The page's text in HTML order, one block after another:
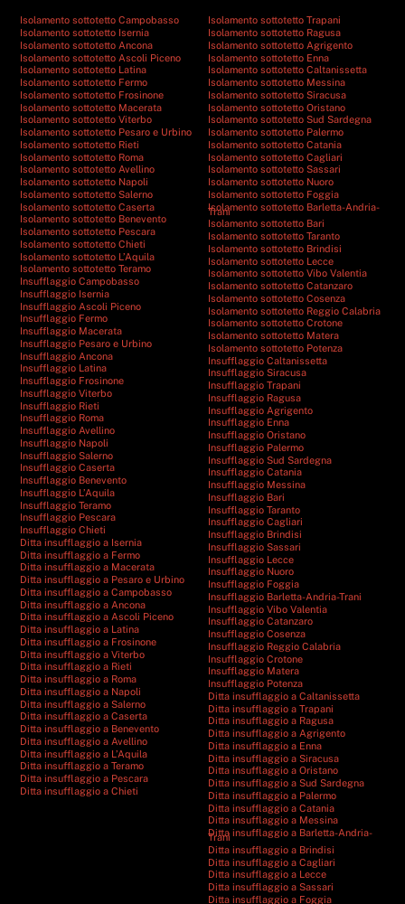
Isolamento sottotetto Campobasso
Isolamento sottotetto Isernia
Isolamento sottotetto Ancona
Isolamento sottotetto Ascoli Piceno
Isolamento sottotetto Latina
Isolamento sottotetto Fermo
Isolamento sottotetto Frosinone
Isolamento sottotetto Macerata
Isolamento sottotetto Viterbo
Isolamento sottotetto Pesaro e Urbino
Isolamento sottotetto Rieti
Isolamento sottotetto Roma
Isolamento sottotetto Avellino
Isolamento sottotetto Napoli
Isolamento sottotetto Salerno
Isolamento sottotetto Caserta
Isolamento sottotetto Benevento
Isolamento sottotetto Pescara
Isolamento sottotetto Chieti
Isolamento sottotetto L’Aquila
Isolamento sottotetto Teramo
Insufflaggio Campobasso
Insufflaggio Isernia
Insufflaggio Ascoli Piceno
Insufflaggio Fermo
Insufflaggio Macerata
Insufflaggio Pesaro e Urbino
Insufflaggio Ancona
Insufflaggio Latina
Insufflaggio Frosinone
Insufflaggio Viterbo
Insufflaggio Rieti
Insufflaggio Roma
Insufflaggio Avellino
Insufflaggio Napoli
Insufflaggio Salerno
Insufflaggio Caserta
Insufflaggio Benevento
Insufflaggio L’Aquila
Insufflaggio Teramo
Insufflaggio Pescara
Insufflaggio Chieti
Ditta insufflaggio a Isernia
Ditta insufflaggio a Fermo
Ditta insufflaggio a Macerata
Ditta insufflaggio a Pesaro e Urbino
Ditta insufflaggio a Campobasso
Ditta insufflaggio a Ancona
Ditta insufflaggio a Ascoli Piceno
Ditta insufflaggio a Latina
Ditta insufflaggio a Frosinone
Ditta insufflaggio a Viterbo
Ditta insufflaggio a Rieti
Ditta insufflaggio a Roma
Ditta insufflaggio a Napoli
Ditta insufflaggio a Salerno
Ditta insufflaggio a Caserta
Ditta insufflaggio a Benevento
Ditta insufflaggio a Avellino
Ditta insufflaggio a L’Aquila
Ditta insufflaggio a Teramo
Ditta insufflaggio a Pescara
Ditta insufflaggio a Chieti
Isolamento sottotetto Trapani
Isolamento sottotetto Ragusa
Isolamento sottotetto Agrigento
Isolamento sottotetto Enna
Isolamento sottotetto Caltanissetta
Isolamento sottotetto Messina
Isolamento sottotetto Siracusa
Isolamento sottotetto Oristano
Isolamento sottotetto Sud Sardegna
Isolamento sottotetto Palermo
Isolamento sottotetto Catania
Isolamento sottotetto Cagliari
Isolamento sottotetto Sassari
Isolamento sottotetto Nuoro
Isolamento sottotetto Foggia
Isolamento sottotetto Barletta-Andria-
Trani
Isolamento sottotetto Bari
Isolamento sottotetto Taranto
Isolamento sottotetto Brindisi
Isolamento sottotetto Lecce
Isolamento sottotetto Vibo Valentia
Isolamento sottotetto Catanzaro
Isolamento sottotetto Cosenza
Isolamento sottotetto Reggio Calabria
Isolamento sottotetto Crotone
Isolamento sottotetto Matera
Isolamento sottotetto Potenza
Insufflaggio Caltanissetta
Insufflaggio Siracusa
Insufflaggio Trapani
Insufflaggio Ragusa
Insufflaggio Agrigento
Insufflaggio Enna
Insufflaggio Oristano
Insufflaggio Palermo
Insufflaggio Sud Sardegna
Insufflaggio Catania
Insufflaggio Messina
Insufflaggio Bari
Insufflaggio Taranto
Insufflaggio Cagliari
Insufflaggio Brindisi
Insufflaggio Sassari
Insufflaggio Lecce
Insufflaggio Nuoro
Insufflaggio Foggia
Insufflaggio Barletta-Andria-Trani
Insufflaggio Vibo Valentia
Insufflaggio Catanzaro
Insufflaggio Cosenza
Insufflaggio Reggio Calabria
Insufflaggio Crotone
Insufflaggio Matera
Insufflaggio Potenza
Ditta insufflaggio a Caltanissetta
Ditta insufflaggio a Trapani
Ditta insufflaggio a Ragusa
Ditta insufflaggio a Agrigento
Ditta insufflaggio a Enna
Ditta insufflaggio a Siracusa
Ditta insufflaggio a Oristano
Ditta insufflaggio a Sud Sardegna
Ditta insufflaggio a Palermo
Ditta insufflaggio a Catania
Ditta insufflaggio a Messina
Ditta insufflaggio a Barletta-Andria-
Trani
Ditta insufflaggio a Brindisi
Ditta insufflaggio a Cagliari
Ditta insufflaggio a Lecce
Ditta insufflaggio a Sassari
Ditta insufflaggio a Foggia